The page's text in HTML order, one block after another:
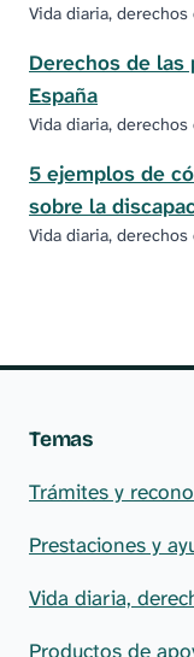
Vida diaria,
Derechos de las
España
Vida diaria,
5 ejemplos de
sobre la
Vida diaria,
Temas
Trámites y
Prestaciones y
Vida diaria,
Productos de